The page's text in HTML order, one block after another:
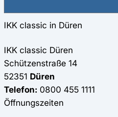
IKK classic in Düren
IKK classic Düren
Schützenstraße 14
52351 Düren
Telefon: 0800 455 1111
Öffnungszeiten